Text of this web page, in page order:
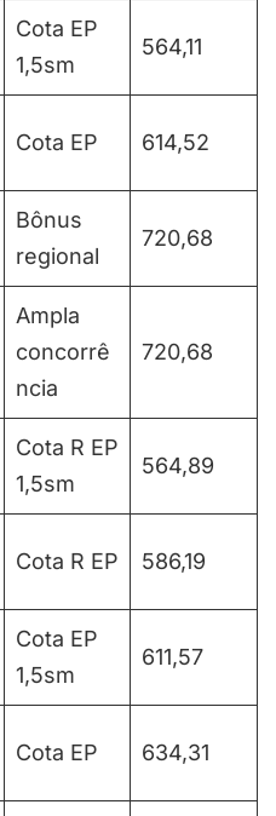
Cota EP
1,5sm
564,11
Cota EP 614,52
Bônus
regional
720,68
Ampla
concorrê
ncia
720,68
Cota R EP
1,5sm
564,89
Cota R EP 586,19
Cota EP
1,5sm
611,57
Cota EP 634,31